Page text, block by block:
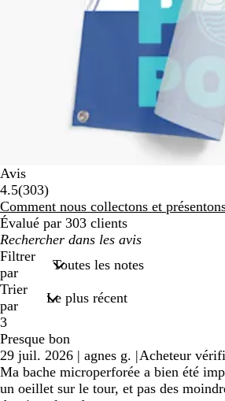
Avis
4.5(303303
avis
)
Comment nous collectons et
Évalué par 303 clients
Mes
recherches
saisies
Filtrer
par
Trier
par
3
Presque bon
29 juil. 2026 | agnes g. |Acheteur
Ma bache microperforée a bien été
un oeillet sur le tour, et pas des